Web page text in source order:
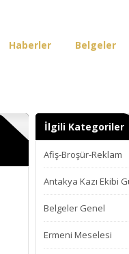
Haberler Belgeler
İlgili Kategoriler
Afiş-Broşür-Reklam
Antakya Kazı Ekibi
Belgeler Genel
Ermeni Meselesi